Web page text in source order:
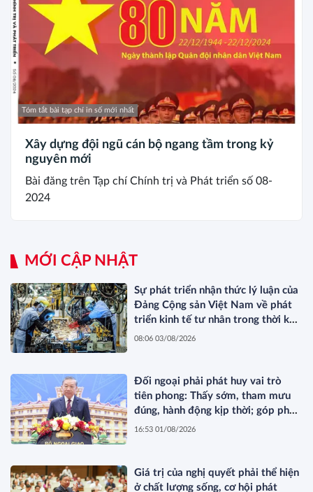
Tóm tắt bài tạp chí in số mới nhất
Xây dựng đội ngũ cán bộ ngang tầm trong kỷ
nguyên mới
Bài đăng trên Tạp chí Chính trị và Phát triển số 08-
2024
MỚI CẬP NHẬT
Sự phát triển nhận thức lý luận của
Đảng Cộng sản Việt Nam về phát
triển kinh tế tư nhân trong thời kỳ
đổi mới
08:06 03/08/2026
Đối ngoại phải phát huy vai trò
tiên phong: Thấy sớm, tham mưu
đúng, hành động kịp thời; góp phần
bảo vệ Tổ quốc từ sớm, từ xa; mở
16:53 01/08/2026
Giá trị của nghị quyết phải thể hiện
ở chất lượng sống, cơ hội phát